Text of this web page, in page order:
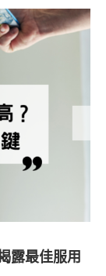
露最佳服用